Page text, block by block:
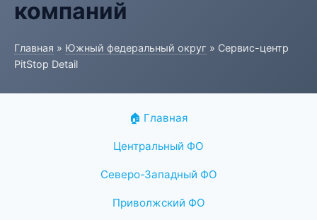
компаний
Главная » Южный федеральный округ » Сервис-центр
PitStop Detail
🏠 Главная
Центральный ФО
Северо-Западный ФО
Приволжский ФО